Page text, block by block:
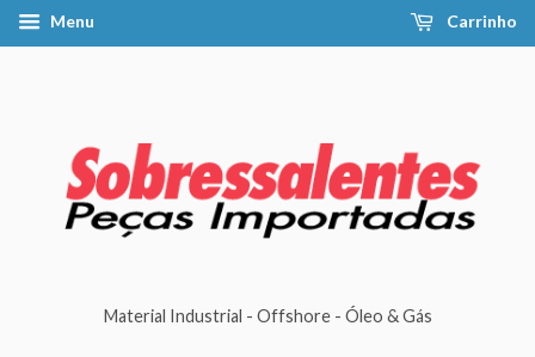
Menu Carrinho
Material Industrial - Offshore - Óleo & Gás